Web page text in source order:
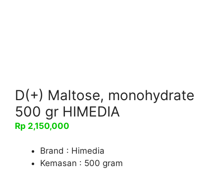
D(+) Maltose, monohydrate
500 gr HIMEDIA
Rp 2,150,000
Brand : Himedia
Kemasan : 500 gram